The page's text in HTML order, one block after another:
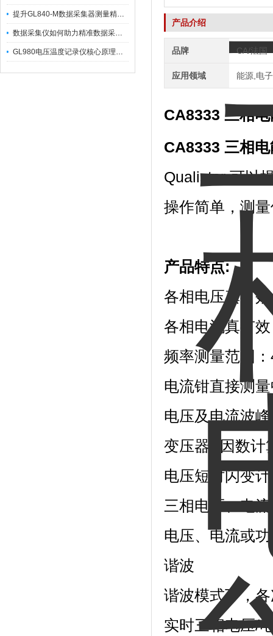
提升GL840-M数据采集器测量精度的操作秘籍
数据采集仪如何助力精准数据采集与分析？​
GL980电压温度记录仪核心原理及行业应用
产品介绍
品牌 CA/法国
应用领域 能源,电
CA8333 三相
CA8333 三相
Qualistar 可以
操作简单，测
产品特点:
各相电压真有
各相电流真有
频率测量范围
电流钳直接测
电压及电流波
变压器K因数计
电压短时闪变
三相电压、电
电压、电流或
谐波
谐波模式下，
实时三相电压/